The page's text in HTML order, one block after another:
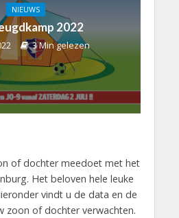
NIEUWS
2022
3 Min gelezen
of dochter meedoet met het
Het beloven hele leuke
vindt u de data en de
zoon of dochter verwachten.